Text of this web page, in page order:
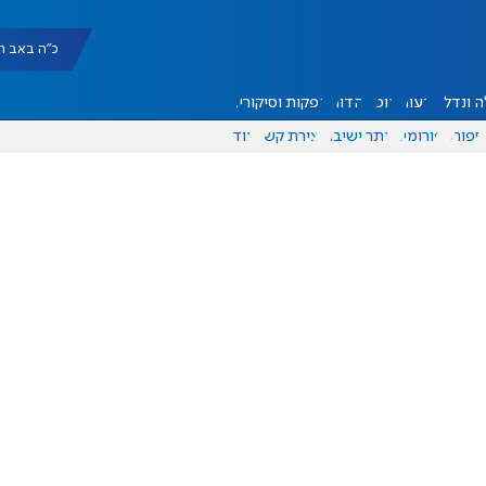
כ"ה באב תשפ"ו
ונדל"ן דעות אוכל יהדות הפקות וסיקורים
ספורט פורומים אתר ישיבה יצירת קשר עוד